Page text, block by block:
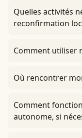
Quelles activités
reconfirmation
Comment utiliser
Où rencontrer
Comment
autonome, si